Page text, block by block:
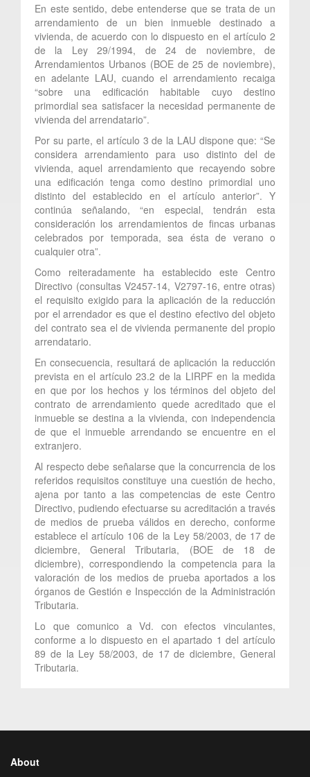
En este sentido, debe entenderse que se trata de un
arrendamiento de un bien inmueble destinado a
vivienda, de acuerdo con lo dispuesto en el artículo 2
de la Ley 29/1994, de 24 de noviembre, de
Arrendamientos Urbanos (BOE de 25 de noviembre),
en adelante LAU, cuando el arrendamiento recaiga
“sobre una edificación habitable cuyo destino
primordial sea satisfacer la necesidad permanente de
vivienda del arrendatario”.
Por su parte, el artículo 3 de la LAU dispone que: “Se
considera arrendamiento para uso distinto del de
vivienda, aquel arrendamiento que recayendo sobre
una edificación tenga como destino primordial uno
distinto del establecido en el artículo anterior”. Y
continúa señalando, “en especial, tendrán esta
consideración los arrendamientos de fincas urbanas
celebrados por temporada, sea ésta de verano o
cualquier otra”.
Como reiteradamente ha establecido este Centro
Directivo (consultas V2457-14, V2797-16, entre otras)
el requisito exigido para la aplicación de la reducción
por el arrendador es que el destino efectivo del objeto
del contrato sea el de vivienda permanente del propio
arrendatario.
En consecuencia, resultará de aplicación la reducción
prevista en el artículo 23.2 de la LIRPF en la medida
en que por los hechos y los términos del objeto del
contrato de arrendamiento quede acreditado que el
inmueble se destina a la vivienda, con independencia
de que el inmueble arrendando se encuentre en el
extranjero.
Al respecto debe señalarse que la concurrencia de los
referidos requisitos constituye una cuestión de hecho,
ajena por tanto a las competencias de este Centro
Directivo, pudiendo efectuarse su acreditación a través
de medios de prueba válidos en derecho, conforme
establece el artículo 106 de la Ley 58/2003, de 17 de
diciembre, General Tributaria, (BOE de 18 de
diciembre), correspondiendo la competencia para la
valoración de los medios de prueba aportados a los
órganos de Gestión e Inspección de la Administración
Tributaria.
Lo que comunico a Vd. con efectos vinculantes,
conforme a lo dispuesto en el apartado 1 del artículo
89 de la Ley 58/2003, de 17 de diciembre, General
Tributaria.
About